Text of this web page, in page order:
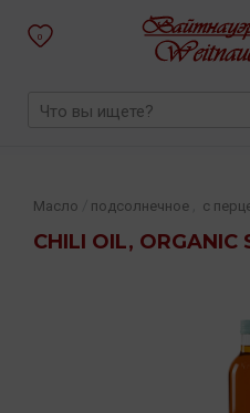
0
CHILI OIL, ORGANIC
Масло подсолнечное с